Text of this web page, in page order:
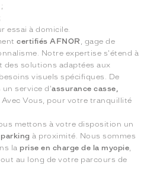
essai à domicile.
certifiés AFNOR
, gage de
Notre expertise s'étend à
des solutions adaptées aux
visuels spécifiques. De
un service d'assurance casse,
Avec Vous, pour votre tranquillité
mettons à votre disposition un
parking à proximité. Nous sommes
la prise en charge de la myopie
au long de votre parcours de